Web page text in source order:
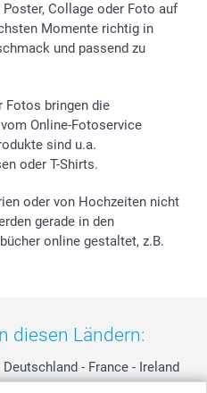
Collage oder Foto auf
Momente richtig in
und passend zu
Fotos bringen die
Online-Fotoservice
sind u.a.
oder T-Shirts.
oder von Hochzeiten nicht
gerade in den
online gestaltet, z.B.
diesen Ländern:
Deutschland - France - Ireland